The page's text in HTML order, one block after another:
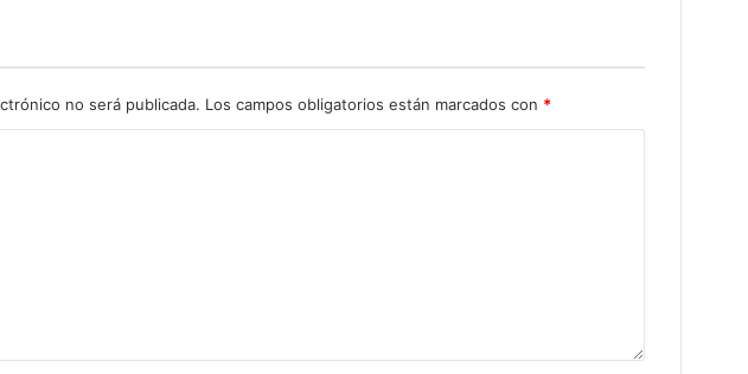
no será publicada. Los campos obligatorios están marcados con *